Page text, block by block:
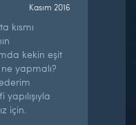
Kasım 2016
kısmı
kekin eşit
yapmalı?
için.